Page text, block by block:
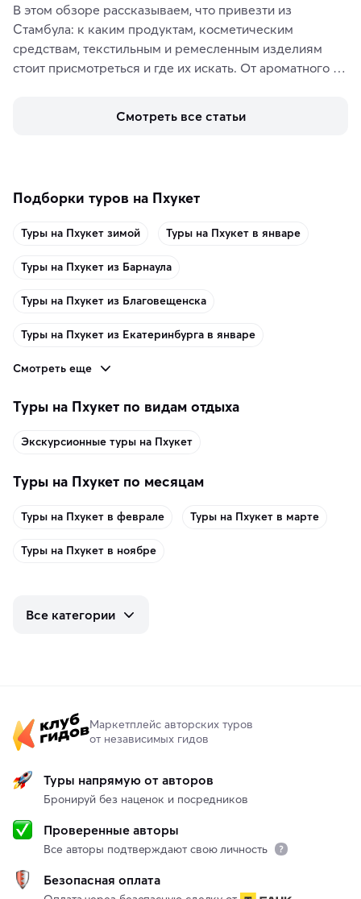
В этом обзоре рассказываем, что привезти из
Стамбула: к каким продуктам, косметическим
средствам, текстильным и ремесленным изделиям
стоит присмотреться и где их искать. От ароматного
аутентичных лавках — в подарок близким или себе на
Смотреть все статьи
Подборки туров на Пхукет
Туры на Пхукет зимой Туры на Пхукет в январе
Туры на Пхукет из Барнаула
Туры на Пхукет из Благовещенска
Туры на Пхукет из Екатеринбурга в январе
Смотреть еще
Туры на Пхукет по видам отдыха
Экскурсионные туры на Пхукет
Туры на Пхукет по месяцам
Туры на Пхукет в феврале Туры на Пхукет в марте
Туры на Пхукет в ноябре
Все категории
Маркетплейс авторских туров
от независимых гидов
Туры напрямую от авторов
Бронируй без наценок и посредников
Проверенные авторы
Все авторы подтверждают свою личность
Безопасная оплата